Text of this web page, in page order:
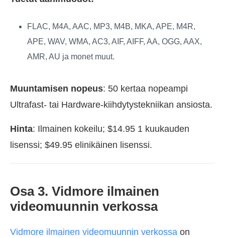
FLAC, M4A, AAC, MP3, M4B, MKA, APE, M4R,
APE, WAV, WMA, AC3, AIF, AIFF, AA, OGG, AAX,
AMR, AU ja monet muut.
Muuntamisen nopeus: 50 kertaa nopeampi
Ultrafast- tai Hardware-kiihdytystekniikan ansiosta.
Hinta: Ilmainen kokeilu; $14.95 1 kuukauden
lisenssi; $49.95 elinikäinen lisenssi.
Osa 3. Vidmore ilmainen
videomuunnin verkossa
Vidmore ilmainen videomuunnin verkossa on